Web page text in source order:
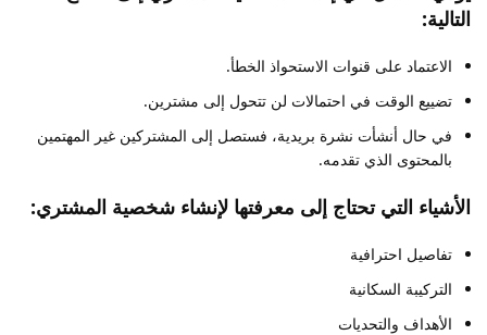
التالية:
الاعتماد على قنوات الاستحواذ الخطأ.
تضييع الوقت في احتمالات لن تتحول إلى مشترين.
في حال أنشأت نشرة بريدية، فستصل إلى المشتركين غير المهتمين
بالمحتوى الذي تقدمه.
الأشياء التي تحتاج إلى معرفتها لإنشاء شخصية المشتري:
تفاصيل احترافية
التركيبة السكانية
الأهداف والتحديات